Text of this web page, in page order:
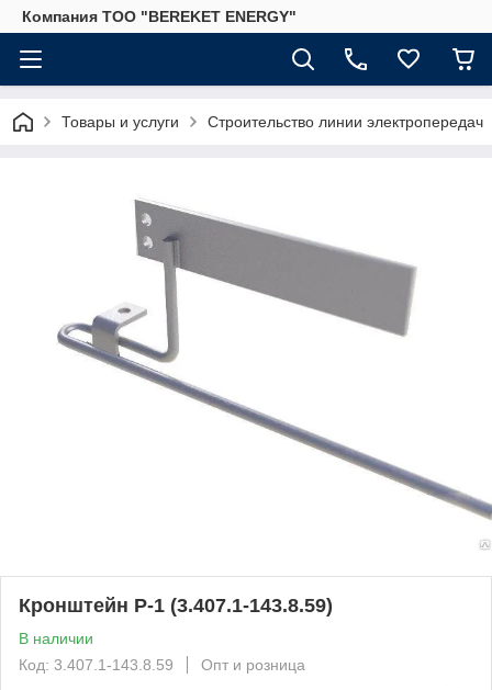
Компания ТОО "BEREKET ENERGY"
Товары и услуги Строительство линии электропередач
Кронштейн Р-1 (3.407.1-143.8.59)
В наличии
Код: 3.407.1-143.8.59
Опт и розница